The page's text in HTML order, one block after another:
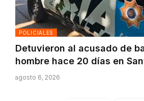
POLICIALES
Detuvieron al acusado de
hombre hace 20 días en
agosto 6, 2026